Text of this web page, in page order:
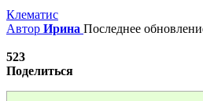
Клематис
Автор Ирина Последнее
523
Поделиться